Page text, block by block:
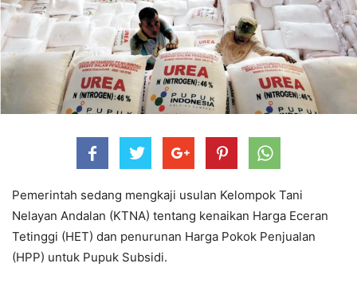
Pemerintah sedang mengkaji usulan Kelompok Tani
Nelayan Andalan (KTNA) tentang kenaikan Harga Eceran
Tetinggi (HET) dan penurunan Harga Pokok Penjualan
(HPP) untuk Pupuk Subsidi.